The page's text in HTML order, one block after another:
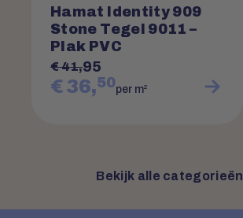
Hamat Identity 909
Stone Tegel 9011 –
Plak PVC
€ 41,95
€ 36,50per m2
Bekijk alle categorieën